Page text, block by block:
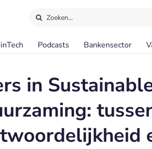
Zoeken…
Podcasts Bankensector
in